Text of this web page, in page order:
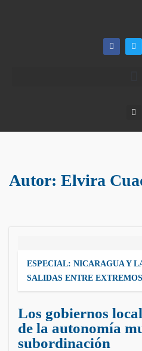
Autor: Elvira
ESPECIAL: NICARAGUA Y
SALIDAS ENTRE EXTREMOS
Los gobiernos
de la autonomía
subordinación